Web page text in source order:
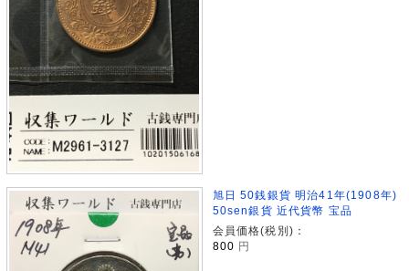
旭日 50銭銀貨 明治41年(1908年)
50sen銀貨 近代貨幣 宝品
会員価格(税別)：
800 円